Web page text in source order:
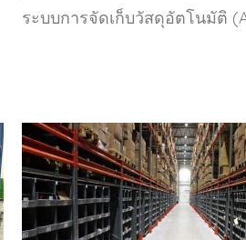
ระบบการจัดเก็บวัสดุอัตโนมัติ